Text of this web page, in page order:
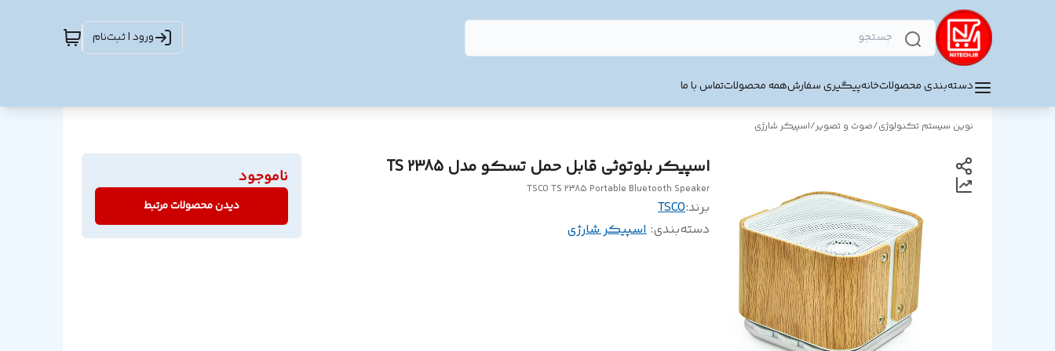
ورود | ثبت‌نام
دسته‌بندی محصولاتخانهپیگیری سفارشهمه محصولاتتماس با ما
نوین سیستم تکنولوژی/صوت و تصویر/اسپیکر شارژی
اسپیکر بلوتوثی قابل حمل تسکو مدل TS 2385
TSCO TS 2385 Portable Bluetooth Speaker
برند:TSCO
دسته‌بندی: اسپیکر شارژی
ناموجود
دیدن محصولات مرتبط